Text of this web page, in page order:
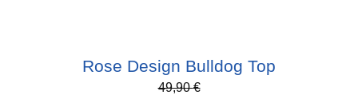
Rose Design Bulldog Top
49,90€